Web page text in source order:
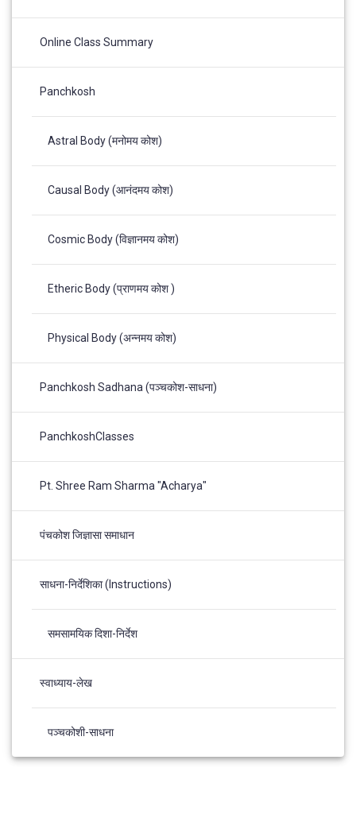
Online Class Summary
Panchkosh
Astral Body (मनोमय कोश)
Causal Body (आनंदमय कोश)
Cosmic Body (विज्ञानमय कोश)
Etheric Body (प्राणमय कोश )
Physical Body (अन्नमय कोश)
Panchkosh Sadhana (पञ्चकोश-साधना)
PanchkoshClasses
Pt. Shree Ram Sharma "Acharya"
पंचकोश जिज्ञासा समाधान
साधना-निर्देशिका (Instructions)
समसामयिक दिशा-निर्देश
स्वाध्याय-लेख
पञ्चकोशी-साधना